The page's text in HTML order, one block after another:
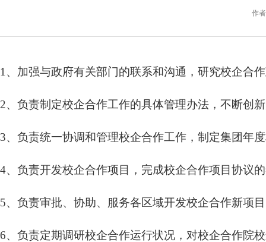
作
1、 加强与政府有关部门的联系和沟通， 研究校企合
2、 负责制定校企合作工作的具体管理办法，不断创
3、负责统一协调和管理校企合作工作，制定集团年
4、负责开发校企合作项目，完成校企合作项目协议
5、负责审批、协助、服务各区域开发校企合作新项
6、负责定期调研校企合作运行状况，对校企合作院